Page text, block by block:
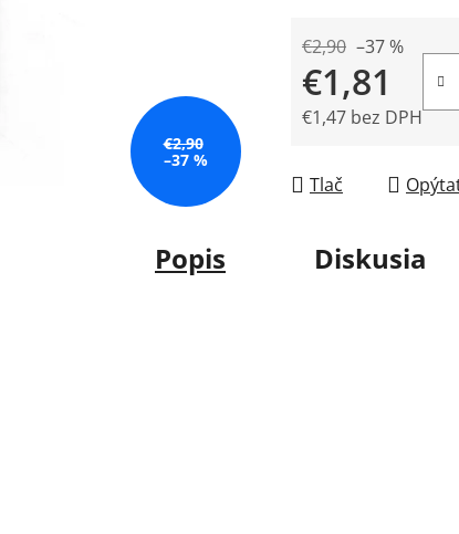
€2,90 –37 %
€1,81
€1,47 bez DPH
Tlač
€2,90
–37 %
Popis Diskusia